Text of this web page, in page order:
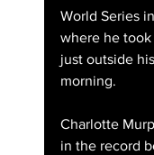
World Series
where he
just outside
morning.
Charlotte
in the record